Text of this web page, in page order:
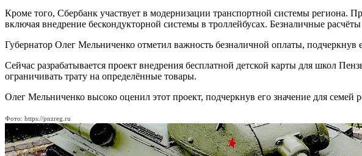
Кроме того, Сбербанк участвует в модернизации транспортной системы региона.
включая внедрение бескондукторной системы в троллейбусах. Безналичные
Губернатор Олег Мельниченко отметил важность безналичной оплаты, подчеркнув
Сейчас разрабатывается проект внедрения бесплатной детской карты для школ
ограничивать трату на определённые товары.
Олег Мельниченко высоко оценил этот проект, подчеркнув его значение для семей
Фото: https://pnzreg.ru